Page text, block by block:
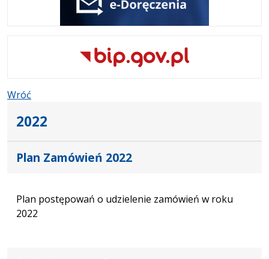
Wróć
2022
Plan Zamówień 2022
Plan postępowań o udzielenie zamówień w roku
2022